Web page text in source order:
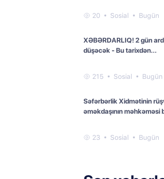
20 Sosial Bugün
XƏBƏRDARLIQ! 2 gün
düşəcək - Bu tarixdən...
215 Sosial Bugün
Səfərbərlik Xidmətinin
əməkdaşının məhkəməsi
23 Sosial Bugün